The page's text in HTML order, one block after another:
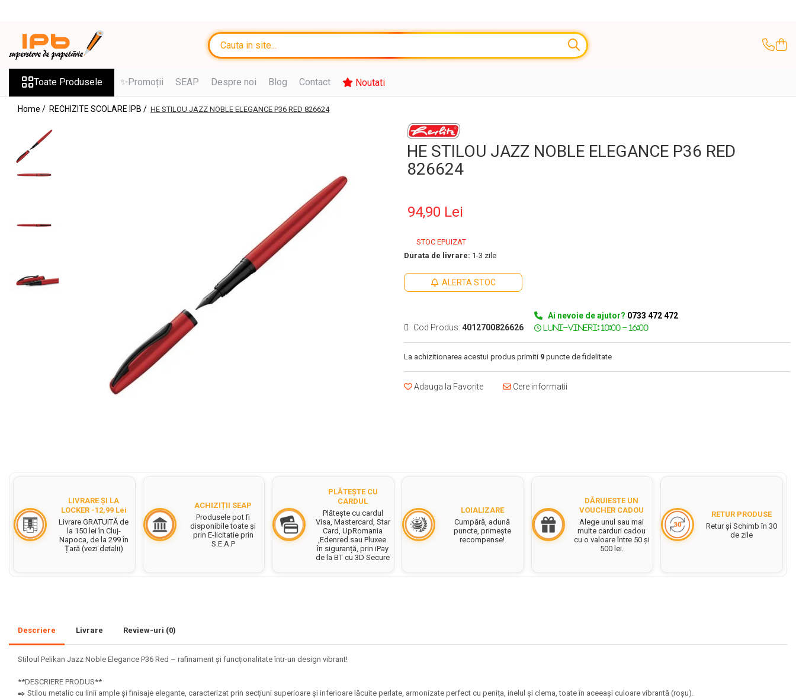
Toate Produsele
Ghiozdane, Rucsacuri, Trolere
Penare, Etuiuri, Necessaire
Caiete
Caiete cu 2 sau mai multe
subiecte
Coperți
cerneala
Creioane cerate colorate
Instrumente pentru scris kids
Jocuri Educative si Puzzle-uri
Acuarele
Acuarele Tempera la bucata
Set acuarele tempera
Pensule cu rezervor
Pensule scolare set
Toate Produsele ✨Promoții SEAP Despre noi Blog Contact Noutati
Home / RECHIZITE SCOLARE IPB / HE STILOU JAZZ NOBLE ELEGANCE P36 RED 826624
HE STILOU JAZZ NOBLE ELEGANCE P36 RED
826624
94,90 Lei
STOC EPUIZAT
Durata de livrare: 1-3 zile
ALERTA STOC
Cod Produs: 4012700826626
Ai nevoie de ajutor? 0733 472 472
La achizitionarea acestui produs primiti 9 puncte de fidelitate
Adauga la Favorite Cere informatii
LIVRARE ȘI LA
LOCKER -12,99 Lei
Livrare GRATUITĂ de
la 150 lei în Cluj-
Napoca, de la 299 în
Țară (vezi detalii)
ACHIZIȚII SEAP
Produsele pot fi
disponibile toate și
prin E-licitatie prin
S.E.A.P
PLĂTEȘTE CU
CARDUL
Plătește cu cardul
Visa, Mastercard, Star
Card, UpRomania
,Edenred sau Pluxee.
în siguranță, prin iPay
de la BT cu 3D Secure
LOIALIZARE
Cumpără, adună
puncte, primește
recompense!
DĂRUIESTE UN
VOUCHER CADOU
Alege unul sau mai
multe carduri cadou
cu o valoare între 50 și
500 lei.
RETUR PRODUSE
Retur și Schimb în 30
de zile
Descriere Livrare Review-uri (0)
Stiloul Pelikan Jazz Noble Elegance P36 Red – rafinament și funcționalitate într-un design vibrant!
**DESCRIERE PRODUS**
✒️ Stilou metalic cu linii ample și finisaje elegante, caracterizat prin secțiuni superioare și inferioare lăcuite perlate, armonizate perfect cu penița, inelul și clema, toate în aceeași culoare vibrantă (roșu).